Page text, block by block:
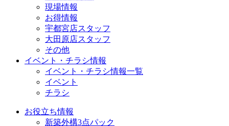
現場情報
お得情報
宇都宮店スタッフ
大田原店スタッフ
その他
イベント・チラシ情報
イベント・チラシ情報一覧
イベント
チラシ
お役立ち情報
新築外構3点パック